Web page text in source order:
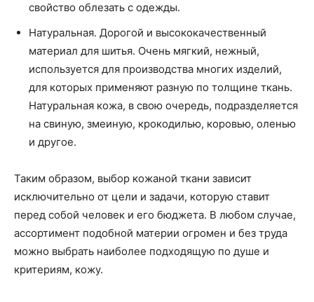
свойство облезать с одежды.
Натуральная. Дорогой и высококачественный
материал для шитья. Очень мягкий, нежный,
используется для производства многих изделий,
для которых применяют разную по толщине ткань.
Натуральная кожа, в свою очередь, подразделяется
на свиную, змеиную, крокодилью, коровью, оленью
и другое.
Таким образом, выбор кожаной ткани зависит
исключительно от цели и задачи, которую ставит
перед собой человек и его бюджета. В любом случае,
ассортимент подобной материи огромен и без труда
можно выбрать наиболее подходящую по душе и
критериям, кожу.